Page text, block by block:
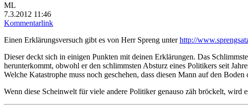
ML
7.3.2012 11:46
Kommentarlink
Einen Erklärungsversuch gibt es von Herr Spreng unterhttp://
Dieser deckt sich in einigen Punkten mit deinen Erklärungen. Das
herunterkommt, obwohl er den schlimmsten Absturz eines Politikers seit
Welche Katastrophe muss noch geschehen, dass diesen Mann auf den
Wenn diese Scheinwelt für viele andere Politiker genauso zäh bröckelt, wird